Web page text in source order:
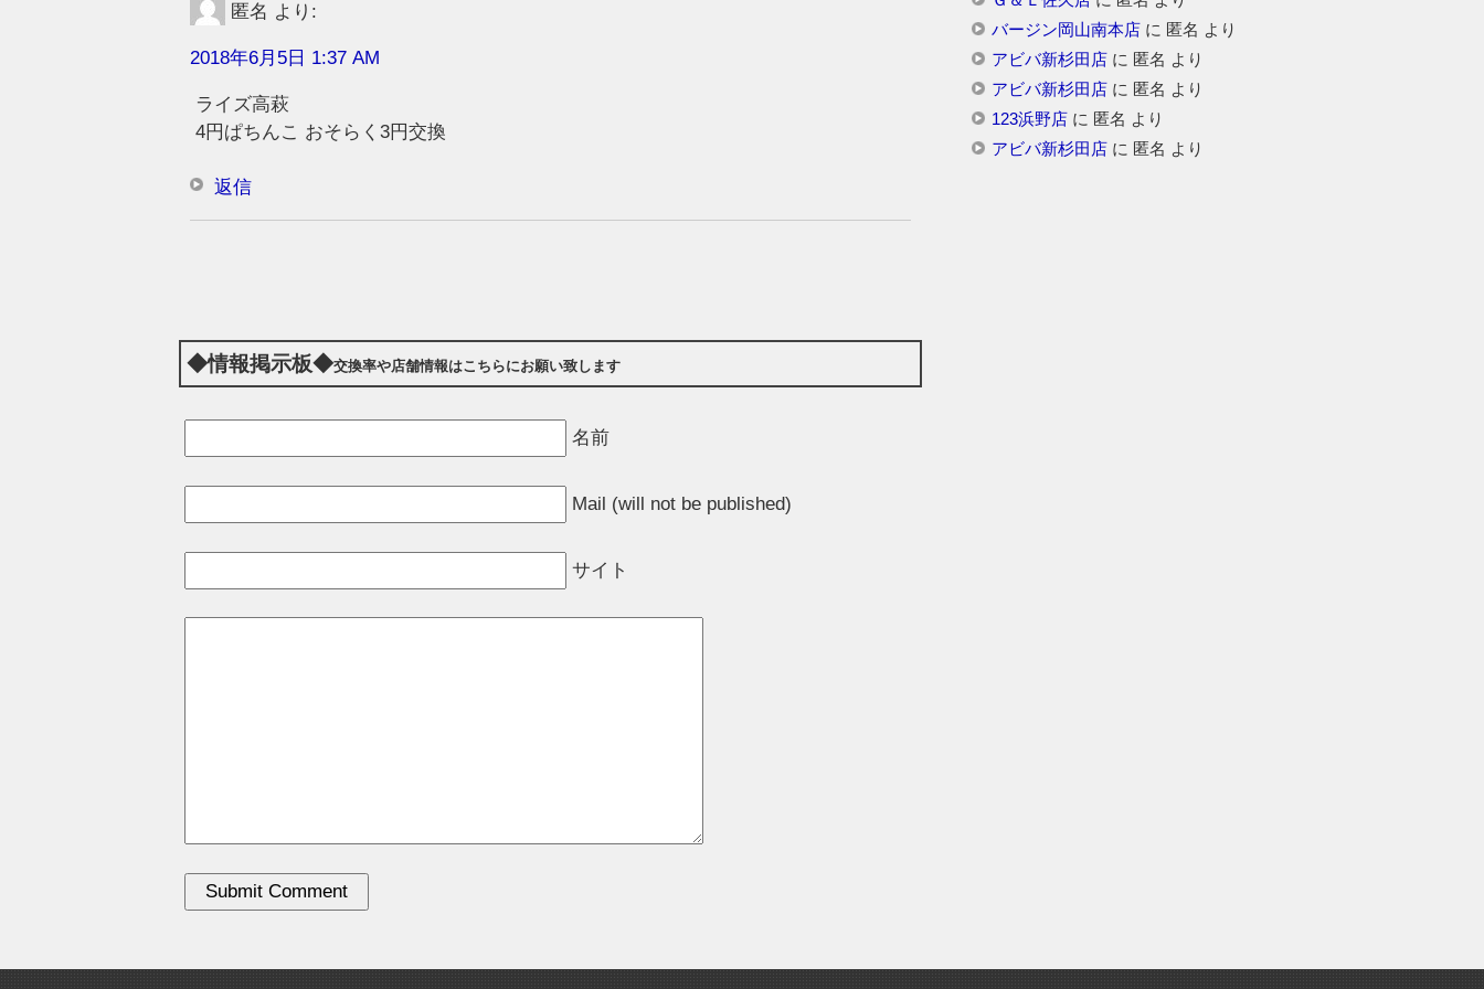
匿名 より:
2018年6月5日 1:37 AM
ライズ高萩
4円ぱちんこ おそらく3円交換
返信
◆情報掲示板◆交換率や店舗情報はこちらにお願い致します
名前
Mail (will not be published)
サイト
バージン岡山南本店 に 匿名 より
アビバ新杉田店 に 匿名 より
アビバ新杉田店 に 匿名 より
123浜野店 に 匿名 より
アビバ新杉田店 に 匿名 より